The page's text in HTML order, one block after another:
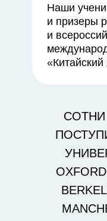
Наши
и призеры
и